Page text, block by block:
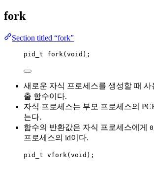
fork
Section titled “fork”
pid_t fork (void );
새로운 자식 프로세스를 생성할 때 사
출 함수이다.
자식 프로세스는 부모 프로세스의
는다.
함수의 반환값은 자식 프로세스에게 0
프로세스의 id이다.
pid_t vfork (void );